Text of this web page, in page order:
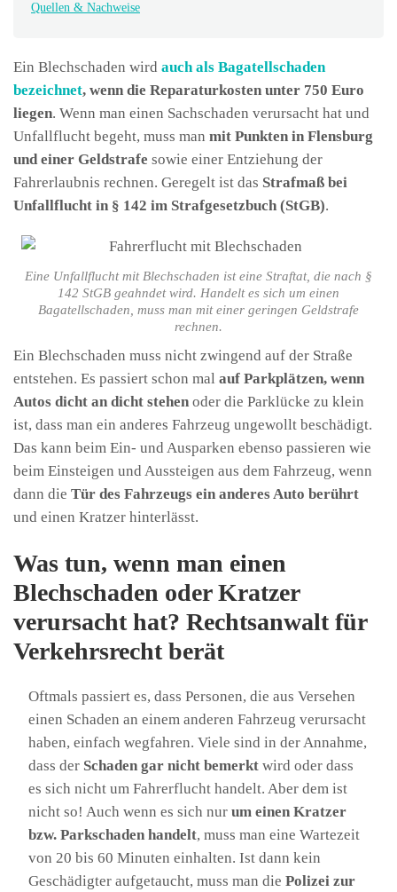
Quellen & Nachweise
Ein Blechschaden wird auch als Bagatellschaden
bezeichnet, wenn die Reparaturkosten unter 750 Euro
liegen. Wenn man einen Sachschaden verursacht hat und
Unfallflucht begeht, muss man mit Punkten in Flensburg
und einer Geldstrafe sowie einer Entziehung der
Fahrerlaubnis rechnen. Geregelt ist das Strafmaß bei
Unfallflucht in § 142 im Strafgesetzbuch (StGB).
Eine Unfallflucht mit Blechschaden ist eine Straftat, die nach §
142 StGB geahndet wird. Handelt es sich um einen
Bagatellschaden, muss man mit einer geringen Geldstrafe
rechnen.
Ein Blechschaden muss nicht zwingend auf der Straße
entstehen. Es passiert schon mal auf Parkplätzen, wenn
Autos dicht an dicht stehen oder die Parklücke zu klein
ist, dass man ein anderes Fahrzeug ungewollt beschädigt.
Das kann beim Ein- und Ausparken ebenso passieren wie
beim Einsteigen und Aussteigen aus dem Fahrzeug, wenn
dann die Tür des Fahrzeugs ein anderes Auto berührt
und einen Kratzer hinterlässt.
Was tun, wenn man einen
Blechschaden oder Kratzer
verursacht hat? Rechtsanwalt für
Verkehrsrecht berät
Oftmals passiert es, dass Personen, die aus Versehen
einen Schaden an einem anderen Fahrzeug verursacht
haben, einfach wegfahren. Viele sind in der Annahme,
dass der Schaden gar nicht bemerkt wird oder dass
es sich nicht um Fahrerflucht handelt. Aber dem ist
nicht so! Auch wenn es sich nur um einen Kratzer
bzw. Parkschaden handelt, muss man eine Wartezeit
von 20 bis 60 Minuten einhalten. Ist dann kein
Geschädigter aufgetaucht, muss man die Polizei zur